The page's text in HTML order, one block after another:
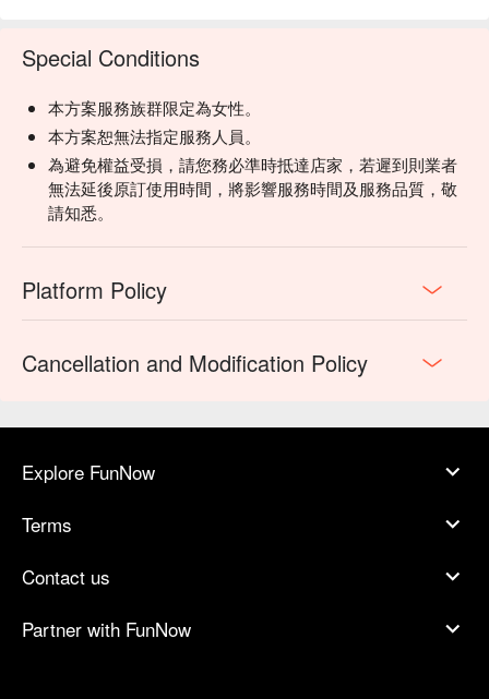
Special Conditions
本方案服務族群限定為女性。
本方案恕無法指定服務人員。
為避免權益受損，請您務必準時抵達店家，若遲到則業者
無法延後原訂使用時間，將影響服務時間及服務品質，敬
請知悉。
Platform Policy
Cancellation and Modification Policy
Explore FunNow
Terms
Contact us
Partner with FunNow